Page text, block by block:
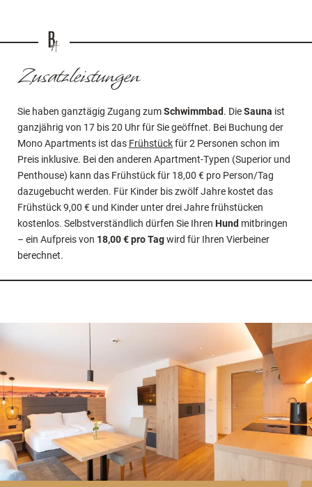
Buchungsinformationen
Anfragen
Jahre kostet das Frühstück 9,00 € und Kinder unter drei Jahre
Zimmerkarten auf. Den offenenRestbetragder Buchung
Rezeption. Diese istbis 12 Uhr
können Sie die Zimmerkarten wieder an der Rezeption ablegen.
Ab 15 Uhr am Anreisetag steht Ihr Apartment für Sie bereit. Den
Wellnessbereichdürfen Sie auf Anfrage bereits vorher nutzen.
Bitte checken Siebis 10 Uhram Abreisetag aus.
Zusatzleistungen
Sie haben ganztägig Zugang zumSchwimmbad. DieSauna ist
ganzjährig von 17 bis 20 Uhr für Sie geöffnet. Bei Buchung der
Mono Apartments ist das Frühstückfür 2 Personen schon im
Preis inklusive. Bei den anderen Apartment-Typen (Superior und
Penthouse) kann das Frühstück für 18,00 € pro Person/Tag
dazugebucht werden. Für Kinder bis zwölf Jahre kostet das
Frühstück 9,00 € und Kinder unter drei Jahre frühstücken
kostenlos. Selbstverständlich dürfen Sie Ihren Hund mitbringen
– ein Aufpreis von 18,00 € pro Tagwird für Ihren Vierbeiner
berechnet.